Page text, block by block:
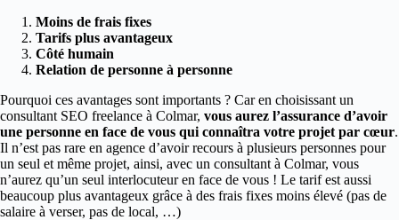
Moins de frais fixes
Tarifs plus avantageux
Côté humain
Relation de personne à personne
Pourquoi ces avantages sont importants ? Car en choisissant un
consultant SEO freelance à Colmar, vous aurez l’assurance d’avoir
une personne en face de vous qui connaîtra votre projet par cœur.
Il n’est pas rare en agence d’avoir recours à plusieurs personnes pour
un seul et même projet, ainsi, avec un consultant à Colmar, vous
n’aurez qu’un seul interlocuteur en face de vous ! Le tarif est aussi
beaucoup plus avantageux grâce à des frais fixes moins élevé (pas de
salaire à verser, pas de local, …)